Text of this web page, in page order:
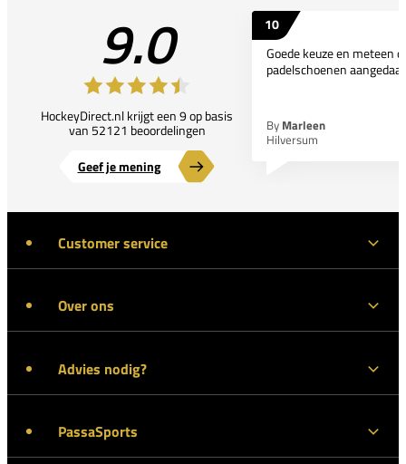
9.0
HockeyDirect.nl krijgt een 9 op basis
van 52121 beoordelingen
Geef je mening
10
Goede keuze en meteen
padelschoenen
By Marleen
Hilversum
Customer service
Over ons
Advies nodig?
PassaSports